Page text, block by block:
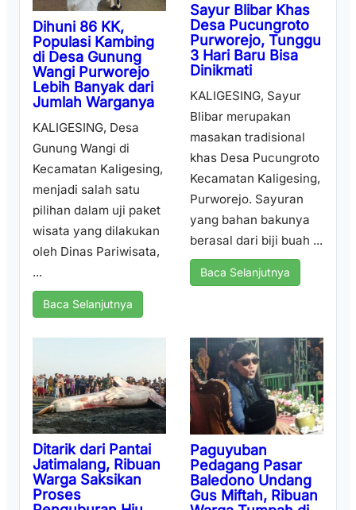
Dihuni 86 KK,
Populasi Kambing
di Desa Gunung
Wangi Purworejo
Lebih Banyak dari
Jumlah Warganya
KALIGESING, Desa
Gunung Wangi di
Kecamatan Kaligesing,
menjadi salah satu
pilihan dalam uji paket
wisata yang dilakukan
oleh Dinas Pariwisata,
...
Baca Selanjutnya
Sayur Blibar Khas
Desa Pucungroto
Purworejo, Tunggu
3 Hari Baru Bisa
Dinikmati
KALIGESING, Sayur
Blibar merupakan
masakan tradisional
khas Desa Pucungroto
Kecamatan Kaligesing,
Purworejo. Sayuran
yang bahan bakunya
berasal dari biji buah ...
Baca Selanjutnya
Ditarik dari Pantai
Jatimalang, Ribuan
Warga Saksikan
Proses
Paguyuban
Pedagang Pasar
Baledono Undang
Gus Miftah, Ribuan